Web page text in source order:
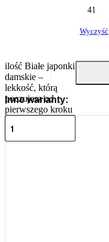
41
Wyczyść
ilość Białe japonki
damskie –
lekkość, którą
poczujesz od
pierwszego kroku
Inne warianty: